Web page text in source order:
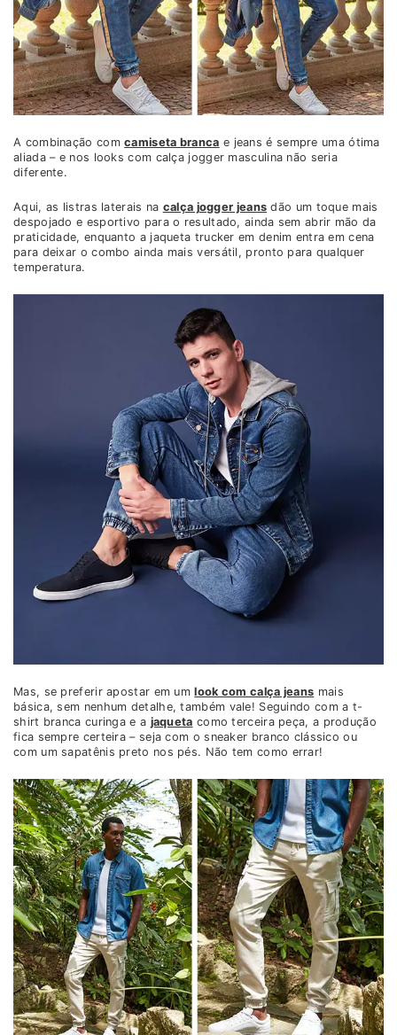
A combinação comcamiseta branca e jeans é sempre uma ótima
aliada – e nos looks com calça jogger masculina não seria
diferente.
Aqui, as listras laterais na calça jogger jeans dão um toque mais
despojado e esportivo para o resultado, ainda sem abrir mão da
praticidade, enquanto a jaqueta trucker em denim entra em cena
para deixar o combo ainda mais versátil, pronto para qualquer
temperatura.
Mas, se preferir apostar em umlook com calça jeans mais
básica, sem nenhum detalhe, também vale! Seguindo com a t-
shirt branca curinga e a jaqueta como terceira peça, a produção
fica sempre certeira – seja com o sneaker branco clássico ou
com um sapatênis preto nos pés. Não tem como errar!